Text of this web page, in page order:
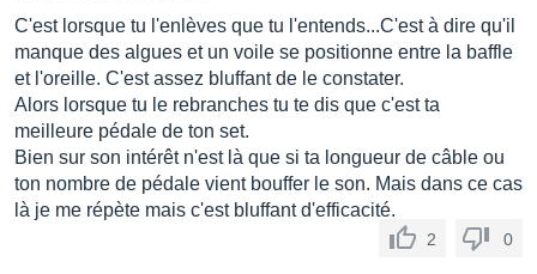
C'est lorsque tu l'enlèves que tu l'entends...C'est à dire qu'il
manque des algues et un voile se positionne entre la baffle
et l'oreille. C'est assez bluffant de le constater.
Alors lorsque tu le rebranches tu te dis que c'est ta
meilleure pédale de ton set.
Bien sur son intérêt n'est là que si ta longueur de câble ou
ton nombre de pédale vient bouffer le son. Mais dans ce cas
là je me répète mais c'est bluffant d'efficacité.
2 0